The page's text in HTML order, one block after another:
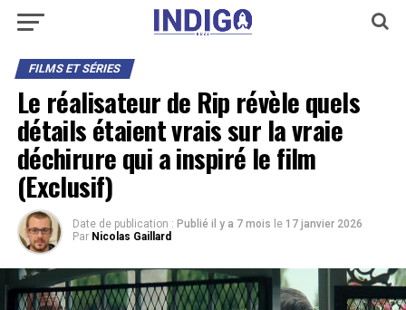
FILMS ET SÉRIES
Le réalisateur de Rip révèle quels
détails étaient vrais sur la vraie
déchirure qui a inspiré le film
(Exclusif)
Date de publication : Publié il y a 7 mois le 17 janvier 2026
Par Nicolas Gaillard